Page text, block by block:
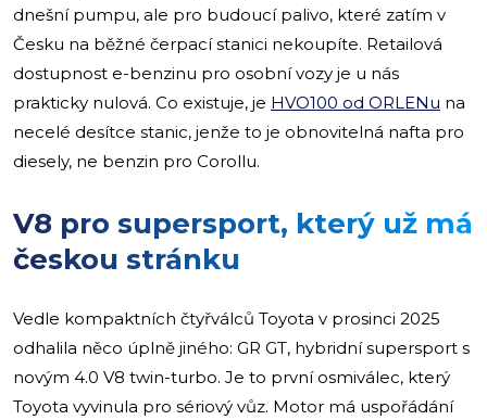
dnešní pumpu, ale pro budoucí palivo, které zatím v
Česku na běžné čerpací stanici nekoupíte. Retailová
dostupnost e-benzinu pro osobní vozy je u nás
prakticky nulová. Co existuje, je HVO100 od ORLENu na
necelé desítce stanic, jenže to je obnovitelná nafta pro
diesely, ne benzin pro Corollu.
V8 pro supersport, který už má
českou stránku
Vedle kompaktních čtyřválců Toyota v prosinci 2025
odhalila něco úplně jiného: GR GT, hybridní supersport s
novým 4.0 V8 twin-turbo. Je to první osmiválec, který
Toyota vyvinula pro sériový vůz. Motor má uspořádání